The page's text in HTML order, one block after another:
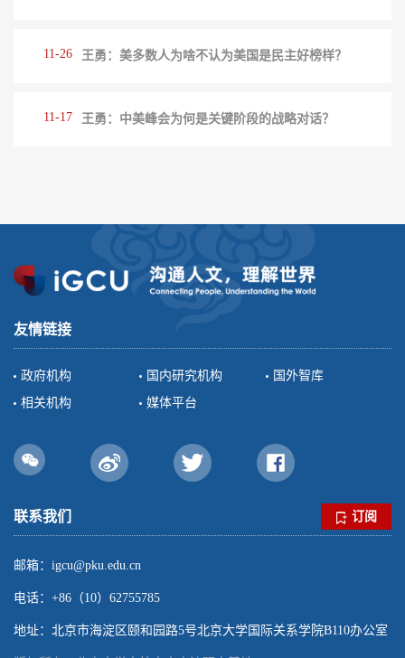
11-26 王勇：美多数人为啥不认为美国是民主好榜样？
11-17 王勇：中美峰会为何是关键阶段的战略对话？
友情链接
政府机构 国内研究机构
国外智库
相关机构
媒体平台
联系我们 订阅
邮箱：igcu@pku.edu.cn
电话：+86（10）62755785
地址：北京市海淀区颐和园路5号北京大学国际关系学院B110办公室